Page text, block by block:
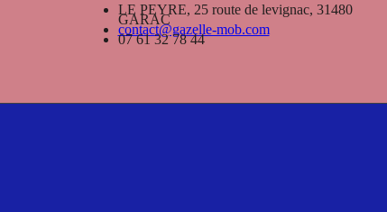
LE PEYRE, 25 route de levignac, 31480
GARAC
contact@gazelle-mob.com
07 61 32 78 44